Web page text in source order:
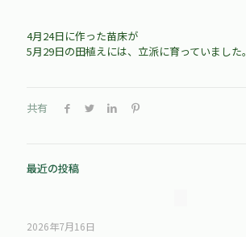
4月24日に作った苗床が
5月29日の田植えには、立派に育っていました。
共有
最近の投稿
2026年7月16日